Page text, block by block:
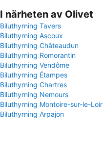
I närheten av Olivet
Biluthyrning Tavers
Biluthyrning Ascoux
Biluthyrning Châteaudun
Biluthyrning Romorantin
Biluthyrning Vendôme
Biluthyrning Étampes
Biluthyrning Chartres
Biluthyrning Nemours
Biluthyrning Montoire-sur-le-Loir
Biluthyrning Arpajon